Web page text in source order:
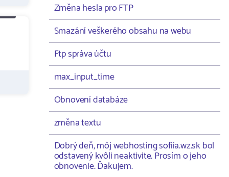
Změna hesla pro FTP
Smazání veškerého obsahu na webu
Ftp správa účtu
max_input_time
Obnovení databáze
změna textu
Dobrý deň, môj webhosting sofiia.wz.sk bol
odstavený kvôli neaktivite. Prosím o jeho
obnovenie. Ďakujem.